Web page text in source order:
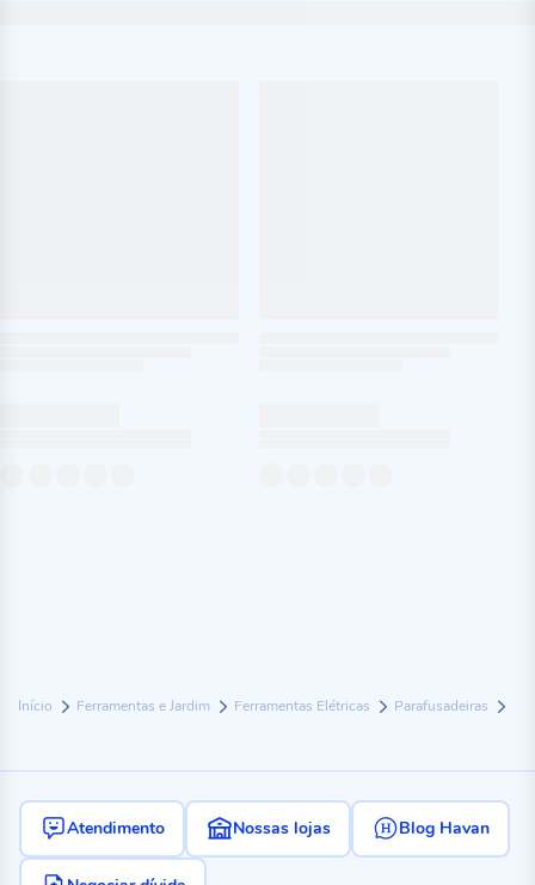
Início Ferramentas e Jardim Ferramentas Elétricas Parafusadeiras
Atendimento Nossas lojas Blog Havan